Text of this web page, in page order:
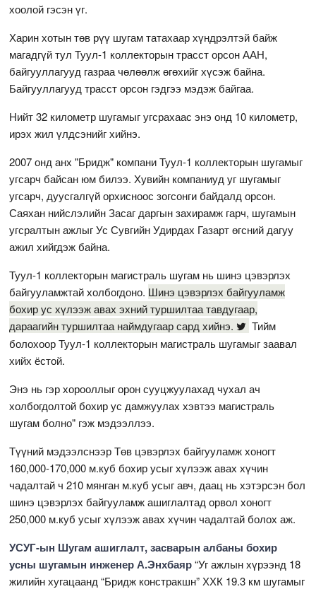
хоолой гэсэн үг.
Харин хотын төв рүү шугам татахаар хүндрэлтэй байж
магадгүй тул Туул-1 коллекторын трасст орсон ААН,
байгууллагууд газраа чөлөөлж өгөхийг хүсэж байна.
Байгууллагууд трасст орсон гэдгээ мэдэж байгаа.
Нийт 32 километр шугамыг угсрахаас энэ онд 10 километр,
ирэх жил үлдсэнийг хийнэ.
2007 онд анх "Бридж" компани Туул-1 коллекторын шугамыг
угсарч байсан юм билээ. Хувийн компаниуд уг шугамыг
угсарч, дуусгалгүй орхисноос зогсонги байдалд орсон.
Саяхан нийслэлийн Засаг даргын захирамж гарч, шугамын
угсралтын ажлыг Ус Сувгийн Удирдах Газарт өгсний дагуу
ажил хийгдэж байна.
Туул-1 коллекторын магистраль шугам нь шинэ цэвэрлэх
байгууламжтай холбогдоно. Шинэ цэвэрлэх байгууламж
бохир ус хүлээж авах эхний туршилтаа тавдугаар,
дараагийн туршилтаа наймдугаар сард хийнэ.
Тийм
болохоор Туул-1 коллекторын магистраль шугамыг заавал
хийх ёстой.
Энэ нь гэр хорооллыг орон сууцжуулахад чухал ач
холбогдолтой бохир ус дамжуулах хэвтээ магистраль
шугам болно" гэж мэдээллээ.
Түүний мэдээлснээр Төв цэвэрлэх байгууламж хоногт
160,000-170,000 м.куб бохир усыг хүлээж авах хүчин
чадалтай ч 210 мянган м.куб усыг авч, даац нь хэтэрсэн бол
шинэ цэвэрлэх байгууламж ашиглалтад орвол хоногт
250,000 м.куб усыг хүлээж авах хүчин чадалтай болох аж.
УСУГ-ын Шугам ашиглалт, засварын албаны бохир
усны шугамын инженер А.Энхбаяр“Уг ажлын хүрээнд 18
жилийн хугацаанд “Бридж констракшн” ХХК 19.3 км шугамыг